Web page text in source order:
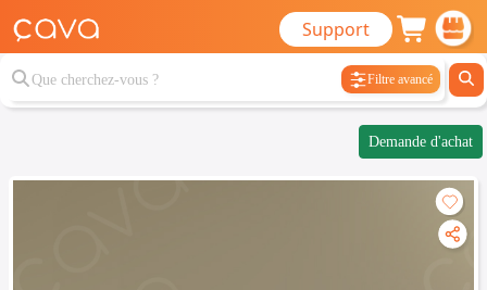
Support
Filtre avancé
Demande d'achat